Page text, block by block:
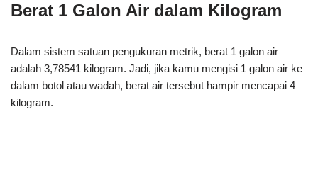
Berat 1 Galon Air dalam Kilogram
Dalam sistem satuan pengukuran metrik, berat 1 galon air
adalah 3,78541 kilogram. Jadi, jika kamu mengisi 1 galon air ke
dalam botol atau wadah, berat air tersebut hampir mencapai 4
kilogram.